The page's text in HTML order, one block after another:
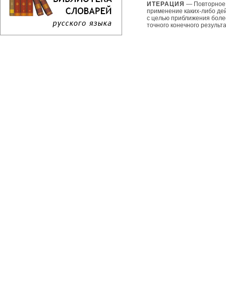
ИТЕРАЦИЯ — Повторное
применение каких-либо
с целью приближения
точного конечного